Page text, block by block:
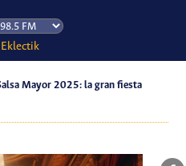
Eklectik
Mayor 2025: la gran fiesta